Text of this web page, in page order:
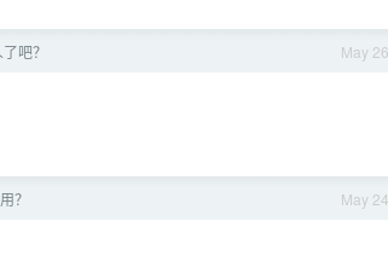
May 26
吧？
May 24
？